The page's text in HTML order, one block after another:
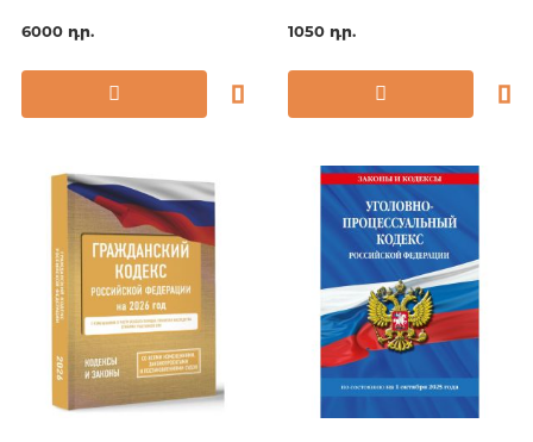
6000 դր.
1050 դր.